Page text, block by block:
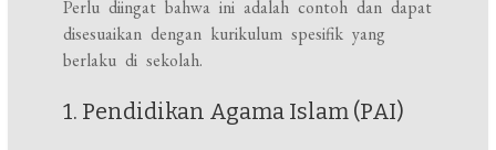
Perlu diingat bahwa ini adalah contoh dan dapat
disesuaikan dengan kurikulum spesifik yang
berlaku di sekolah.
1. Pendidikan Agama Islam (PAI)